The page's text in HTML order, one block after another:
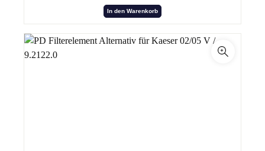
In den Warenkorb